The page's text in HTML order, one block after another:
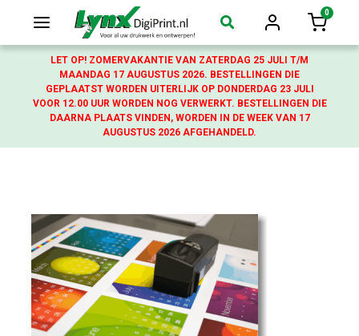
Login
0
LET OP! ZOMERVAKANTIE VAN ZATERDAG 25 JULI T/M
MAANDAG 17 AUGUSTUS 2026. BESTELLINGEN DIE
GEPLAATST WORDEN UITERLIJK OP DONDERDAG 23 JULI
VOOR 12.00 UUR WORDEN NOG VERWERKT. BESTELLINGEN DIE
DAARNA PLAATS VINDEN, WORDEN IN DE WEEK VAN 17
AUGUSTUS 2026 AFGEHANDELD.